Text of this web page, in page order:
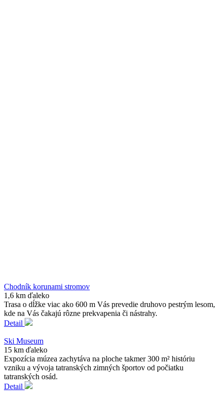
Chodník korunami stromov
1,6 km ďaleko
Trasa o dĺžke viac ako 600 m Vás prevedie druhovo pestrým lesom,
kde na Vás čakajú rôzne prekvapenia či nástrahy.
Detail
Ski Museum
15 km ďaleko
Expozícia múzea zachytáva na ploche takmer 300 m² históriu
vzniku a vývoja tatranských zimných športov od počiatku
tatranských osád.
Detail